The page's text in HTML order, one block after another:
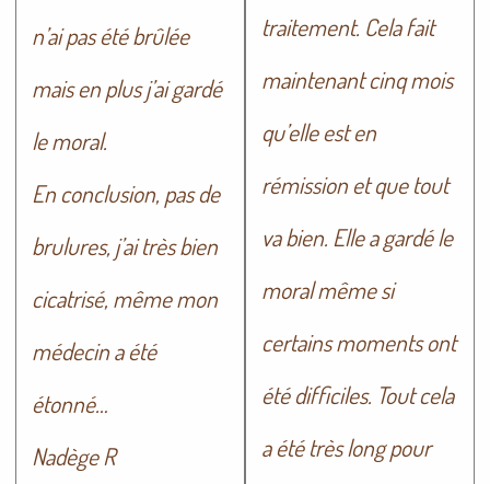
n’ai pas été brûlée
mais en plus j’ai gardé
le moral.
En conclusion, pas de
brulures, j’ai très bien
cicatrisé, même mon
médecin a été
étonné…
Nadège R
traitement. Cela fait
maintenant cinq mois
qu’elle est en
rémission et que tout
va bien. Elle a gardé le
moral même si
certains moments ont
été difficiles. Tout cela
a été très long pour